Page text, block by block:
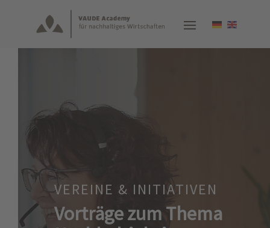
VEREINE & INITIATIVEN
Vorträge zum Thema